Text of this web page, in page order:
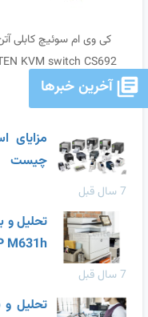
کی وی ام سوئیچ کابلی
KVM switch CS692
آخرین خبرها
مزایای
چیست
7 سال قبل
M631h
7 سال قبل
تحلیل و